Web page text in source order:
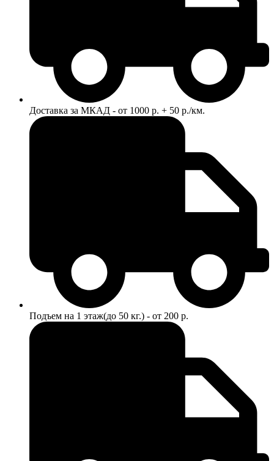
Доставка за МКАД - от 1000 р. + 50 р./км.
Подъем на 1 этаж(до 50 кг.) - от 200 р.